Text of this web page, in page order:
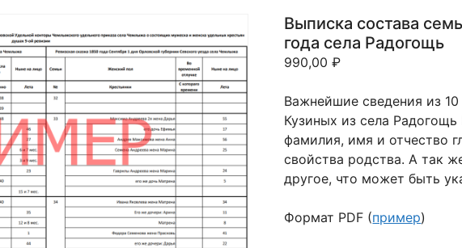
Выписка состава
года села Радогощь
990,00₽
Важнейшие сведения из
Кузиных из села
фамилия, имя и отчество
свойства родства. А так
другое, что может быть
Формат PDF (пример)